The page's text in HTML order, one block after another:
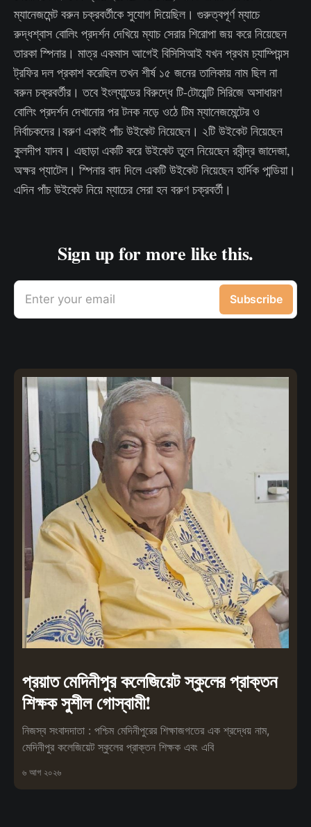
ম্যানেজমেন্ট বরুন চক্রবর্তীকে সুযোগ দিয়েছিল। গুরুত্বপূর্ণ ম্যাচে
রুদ্ধশ্বাস বোলিং প্রদর্শন দেখিয়ে ম্যাচ সেরার শিরোপা জয় করে নিয়েছেন
তারকা স্পিনার। মাত্র একমাস আগেই বিসিসিআই যখন প্রথম চ্যাম্পিয়ন্স
ট্রফির দল প্রকাশ করেছিল তখন শীর্ষ ১৫ জনের তালিকায় নাম ছিল না
বরুন চক্রবর্তীর। তবে ইংল্যান্ডের বিরুদ্ধে টি-টোয়েন্টি সিরিজে অসাধারণ
বোলিং প্রদর্শন দেখানোর পর টনক নড়ে ওঠে টিম ম্যানেজমেন্টের ও
নির্বাচকদের।বরুণ একাই পাঁচ উইকেট নিয়েছেন। ২টি উইকেট নিয়েছেন
কুলদীপ যাদব। এছাড়া একটি করে উইকেট তুলে নিয়েছেন রবীন্দ্র জাদেজা,
অক্ষর প্যাটেল। স্পিনার বাদ দিলে একটি উইকেট নিয়েছেন হার্দিক পান্ডিয়া।
এদিন পাঁচ উইকেট নিয়ে ম্যাচের সেরা হন বরুণ চক্রবর্তী।
Sign up for more like this.
Enter your email Subscribe
প্রয়াত মেদিনীপুর কলেজিয়েট স্কুলের প্রাক্তন
শিক্ষক সুশীল গোস্বামী!
নিজস্ব সংবাদদাতা : পশ্চিম মেদিনীপুরের শিক্ষাজগতের এক শ্রদ্ধেয় নাম,
মেদিনীপুর কলেজিয়েট স্কুলের প্রাক্তন শিক্ষক এবং এবি
৬ আগ ২০২৬